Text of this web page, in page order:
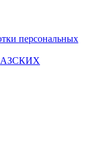
персональных